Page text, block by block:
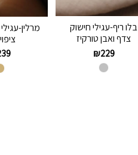
בלו ריף-עגילי חישוק
צדף ואבן טורקיז
₪229
מרלין-